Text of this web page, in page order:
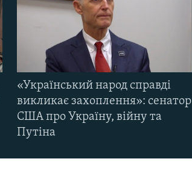
«Український народ справді
викликає захоплення»: сенатор
США про Україну, війну та
Путіна